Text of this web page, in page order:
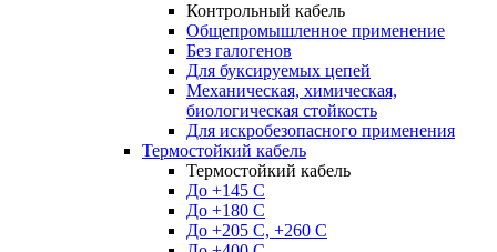
Контрольный кабель
Общепромышленное применение
Без галогенов
Для буксируемых цепей
Механическая, химическая,
биологическая стойкость
Для искробезопасного применения
Термостойкий кабель
Термостойкий кабель
До +145 С
До +180 C
До +205 С, +260 С